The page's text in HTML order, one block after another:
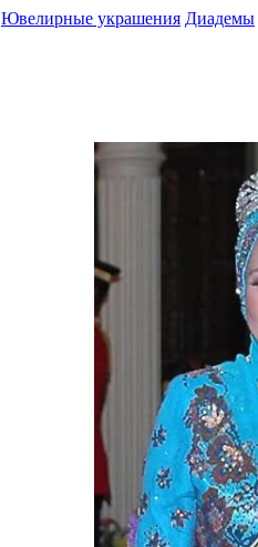
Ювелирные украшения Диадемы